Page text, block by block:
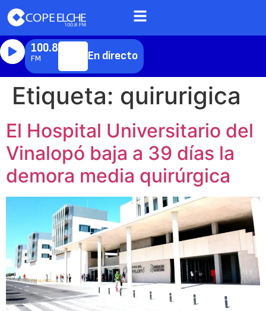
100.8
FM En directo
Etiqueta: quirurigica
El Hospital Universitario del
Vinalopó baja a 39 días la
demora media quirúrgica